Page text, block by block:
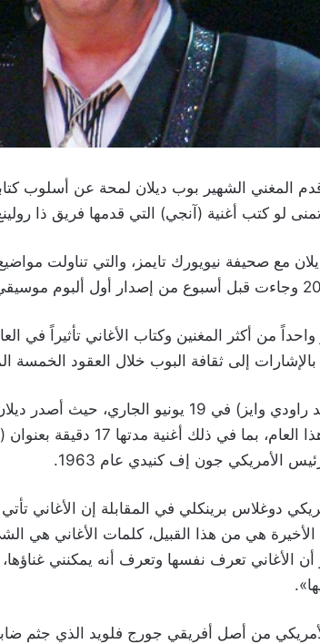
المغني الشهير بوب ديلان لمحة عن أسلوب
لو كتب أغنية (آنجي) التي قدمها فريق ذا
مع صحيفة نيويورك تايمز، والتي تناولت
من أكثر المغنين وكتاب الأغاني تأثيراً في
بالإشارات إلى ثقافة البوب خلال العقود الخمسة
فردية في وقت سابق هذا العام،
الأمريكي جون إف كنيدي عام 1963.
دوغلاس برينكلي في المقابلة إن الأغاني تأتي
هي من هذا القبيل، كلمات الأغاني هي
الأغاني تعرف نفسها وتعرف أنه يمكنني
من أصل أفريقي جورج فلويد الذي جثم